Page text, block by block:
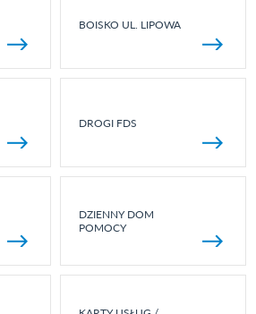
BOISKO UL. LIPOWA
DROGI FDS
DZIENNY DOM
POMOCY